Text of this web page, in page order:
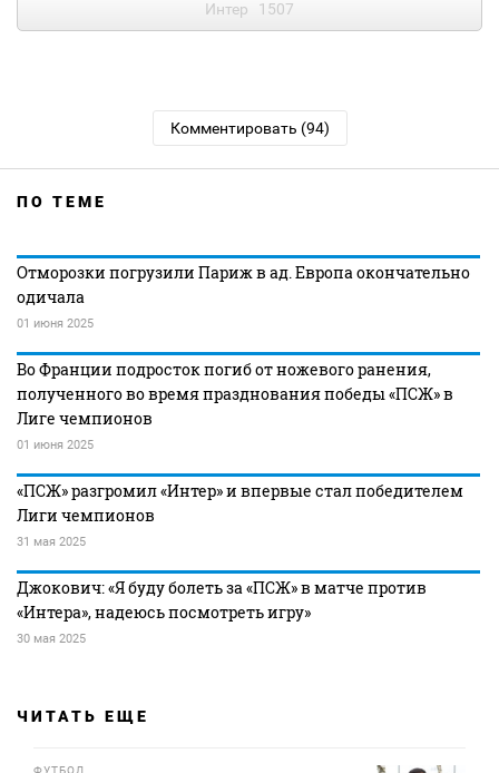
Интер 1507
Комментировать (94)
ПО ТЕМЕ
Отморозки погрузили Париж в ад. Европа окончательно
одичала
01 июня 2025
Во Франции подросток погиб от ножевого ранения,
полученного во время празднования победы «ПСЖ» в
Лиге чемпионов
01 июня 2025
«ПСЖ» разгромил «Интер» и впервые стал победителем
Лиги чемпионов
31 мая 2025
Джокович: «Я буду болеть за «ПСЖ» в матче против
«Интера», надеюсь посмотреть игру»
30 мая 2025
ЧИТАТЬ ЕЩЕ
ФУТБОЛ